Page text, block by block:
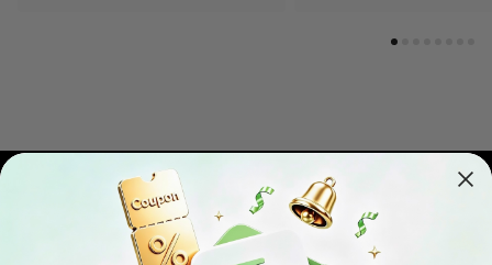
Smartphones
OPPO Find X9 Ultra